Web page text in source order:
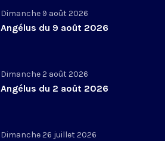
Dimanche 9 août 2026
Angélus du 9 août 2026
Dimanche 2 août 2026
Angélus du 2 août 2026
Dimanche 26 juillet 2026